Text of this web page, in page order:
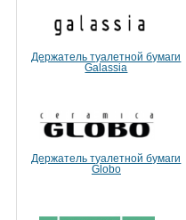
Держатель туалетной бумаги
Galassia
Держатель туалетной бумаги
Globo